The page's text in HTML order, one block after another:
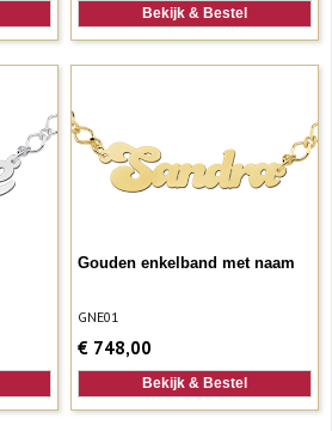
Bekijk & Bestel
Gouden enkelband met naam
GNE01
€ 748,00
Bekijk & Bestel